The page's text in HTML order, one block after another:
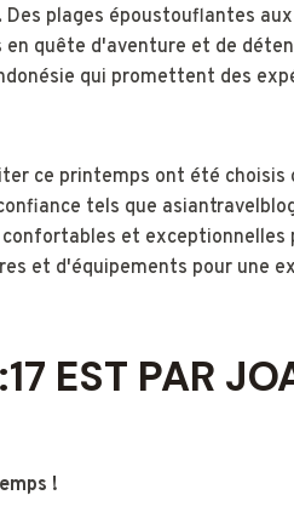
plages époustouflantes
quête d'aventure et de
qui promettent des
ce printemps ont été choisis
tels que
et exceptionnelles
et d'équipements pour une
EST PAR
!